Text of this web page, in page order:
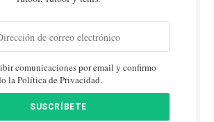
comunicaciones por email y confirmo
la Política de Privacidad.